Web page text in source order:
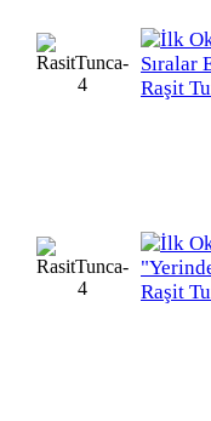
Sıralar
Raşit
Raşit